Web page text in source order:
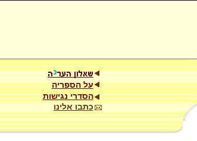
על הספריה
הסדרי נגישות
כתבו אלינו